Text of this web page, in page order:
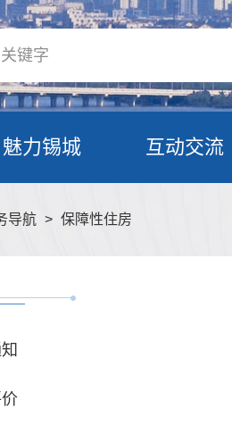
魅力锡城 互动交流
导航 > 保障性住房